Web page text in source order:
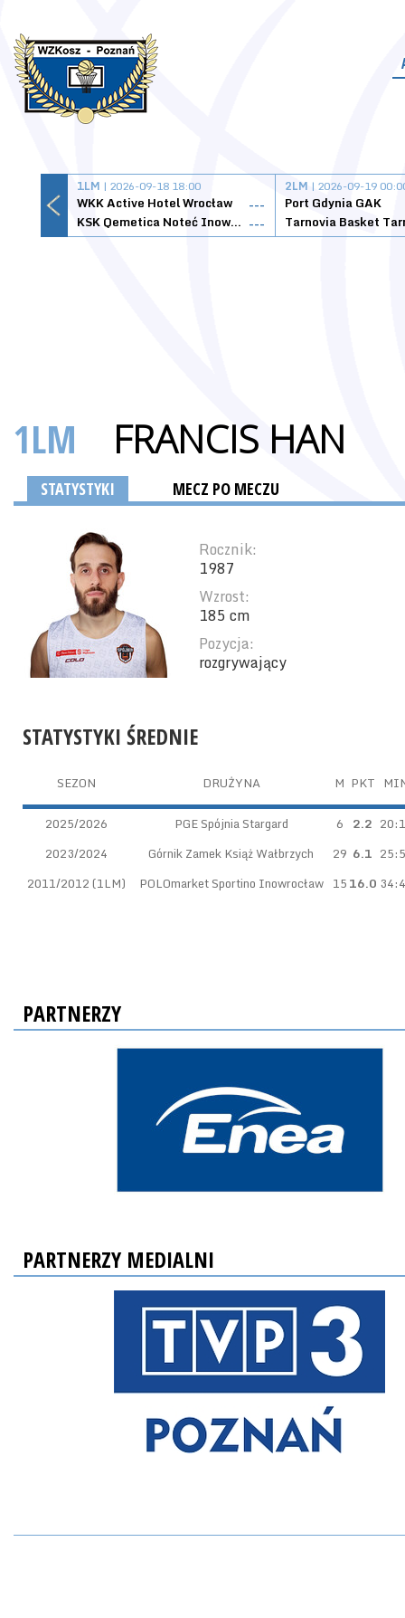
1LM | 2026-09-18 18:00
WKK Active Hotel Wrocław
---
KSK Qemetica Noteć Inowrocław ---
2LM | 2026-09-19
Port Gdynia GAK
1LM FRANCIS HAN
STATYSTYKI MECZ PO MECZU
Rocznik:
1987
Wzrost:
185 cm
Pozycja:
rozgrywający
STATYSTYKI ŚREDNIE
SEZON DRUŻYNA M PKT
2025/2026 PGE Spójnia Stargard 6 2.2
2023/2024
Górnik Zamek Książ Wałbrzych 29 6.1
2011/2012 (1LM)
POLOmarket Sportino Inowrocław 1516.0
PARTNERZY
PARTNERZY MEDIALNI